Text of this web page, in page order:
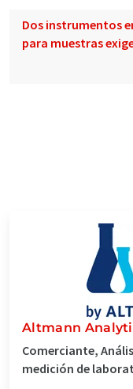
Dos instrumentos
para muestras
Altmann
Comerciante,
medición de